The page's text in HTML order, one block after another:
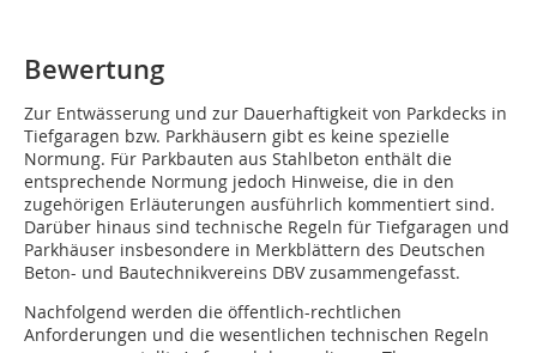
Bewertung
Zur Entwässerung und zur Dauerhaftigkeit von Parkdecks in
Tiefgaragen bzw. Parkhäusern gibt es keine spezielle
Normung. Für Parkbauten aus Stahlbeton enthält die
entsprechende Normung jedoch Hinweise, die in den
zugehörigen Erläuterungen ausführlich kommentiert sind.
Darüber hinaus sind technische Regeln für Tiefgaragen und
Parkhäuser insbesondere in Merkblättern des Deutschen
Beton- und Bautechnikvereins DBV zusammengefasst.
Nachfolgend werden die öffentlich-rechtlichen
Anforderungen und die wesentlichen technischen Regeln